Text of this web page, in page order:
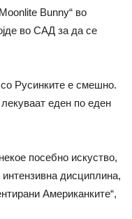
Bunny“ во
во САД за да се
Русинките е смешно.
еден по еден
посебно искуство,
дисциплина,
Американките“,